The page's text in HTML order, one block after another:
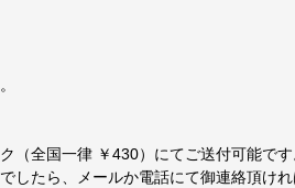
。
（全国一律 ￥430）にてご送付可能です
したら、メールか電話にて御連絡頂けれ